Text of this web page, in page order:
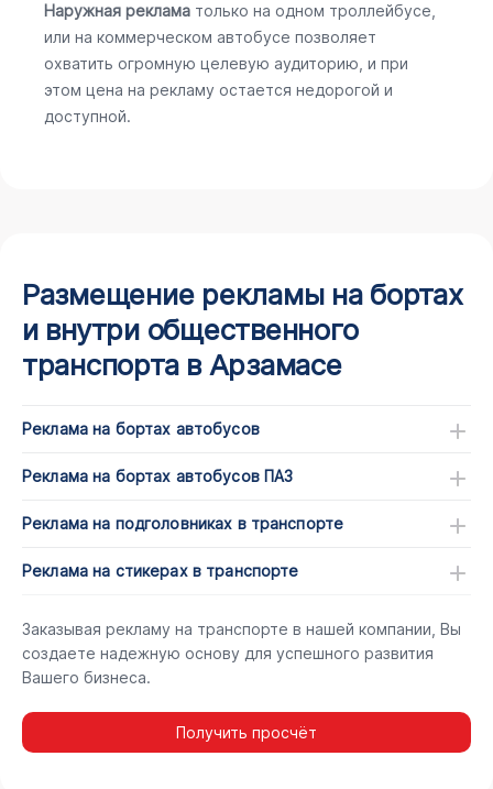
Наружная реклама только на одном троллейбусе,
или на коммерческом автобусе позволяет
охватить огромную целевую аудиторию, и при
этом цена на рекламу остается недорогой и
доступной.
Размещение рекламы на бортах
и внутри общественного
транспорта в Арзамасе
Реклама на бортах автобусов
Реклама на бортах автобусов ПАЗ
Реклама на подголовниках в транспорте
Реклама на стикерах в транспорте
Заказывая рекламу на транспорте в нашей компании, Вы
создаете надежную основу для успешного развития
Вашего бизнеса.
Получить просчёт